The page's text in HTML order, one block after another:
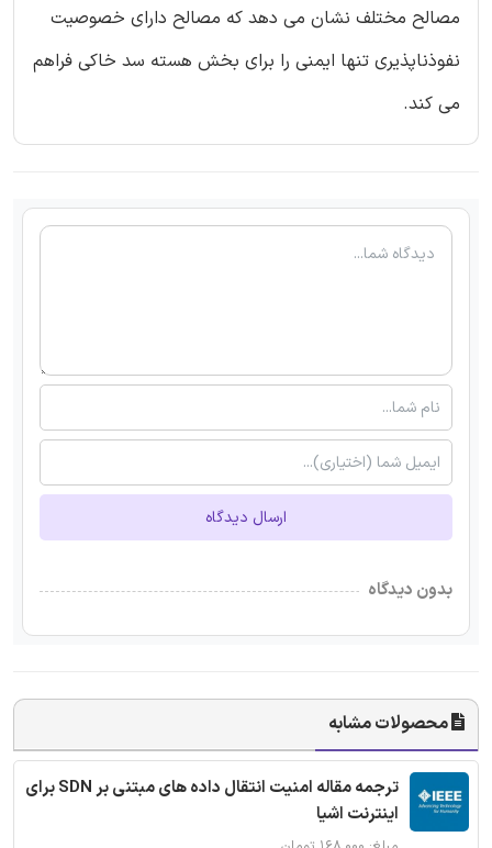
مصالح مختلف نشان می دهد که مصالح دارای خصوصیت
نفوذناپذیری تنها ایمنی را برای بخش هسته سد خاکی فراهم
می کند.
ارسال دیدگاه
بدون دیدگاه
محصولات مشابه
ترجمه مقاله امنیت انتقال داده های مبتنی بر SDN برای
اینترنت اشیا